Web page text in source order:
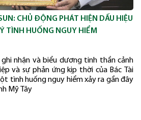
CHỦ ĐỘNG PHÁT HIỆN DẤU HIỆU
TÌNH HUỐNG NGUY HIỂM
nhận và biểu dương tinh thần cảnh
và sự phản ứng kịp thời của Bác Tài
tình huống nguy hiểm xảy ra gần đây
Mỹ Tây